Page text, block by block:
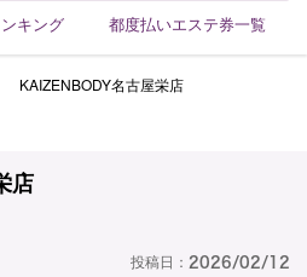
キング 都度払いエステ券一覧
予約方法
ンランキング
ンケート
KAIZENBODY名古屋栄店
店
投稿日： 2026/02/12